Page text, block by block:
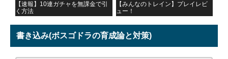
【速報】10連ガチャを無課金で引
く方法
【みんなのトレイン】プレイレビ
ュー！
書き込み(ボスゴドラの育成論と対策)